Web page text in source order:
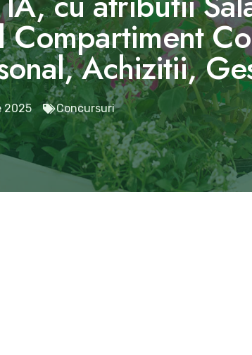
Compartiment
Achizitii,
2025 Concursuri